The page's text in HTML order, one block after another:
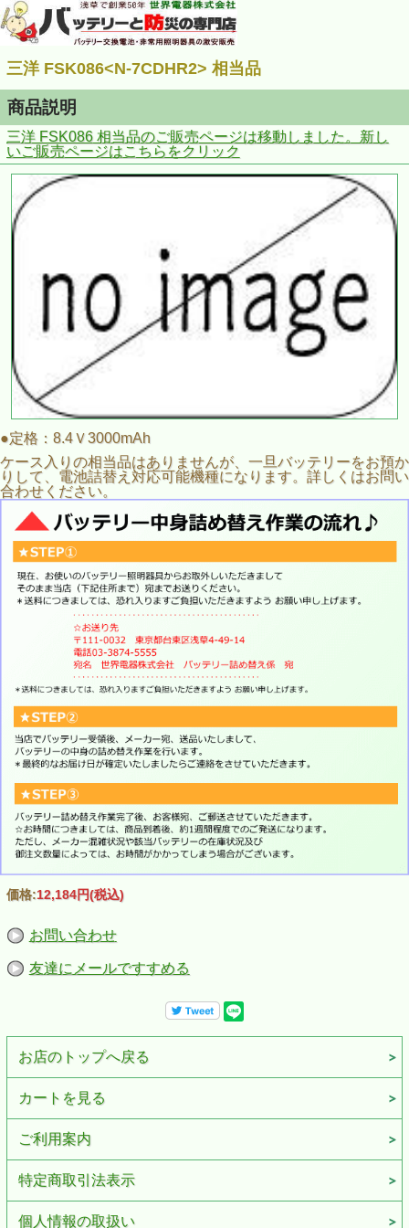
三洋 FSK086<N-7CDHR2> 相当品
商品説明
三洋 FSK086相当品のご販売ページは移動しました。新し
いご販売ページはこちらをクリック
●定格：8.4Ｖ3000mAh
ケース入りの相当品はありませんが、一旦バッテリーをお預か
りして、電池詰替え対応可能機種になります。詳しくはお問い
合わせください。
価格:12,184円(税込)
お問い合わせ
友達にメールですすめる
お店のトップへ戻る
カートを見る
ご利用案内
特定商取引法表示
個人情報の取扱い